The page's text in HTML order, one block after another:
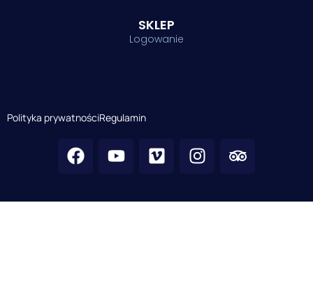
SKLEP
Logowanie
Polityka prywatnościRegulamin